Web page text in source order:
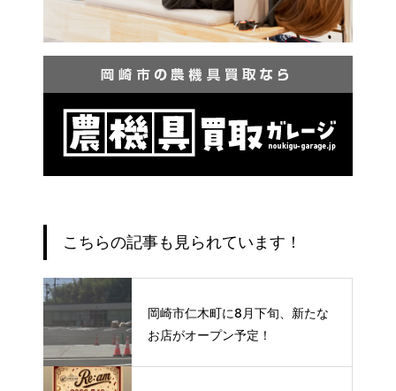
こちらの記事も見られています！
岡崎市仁木町に8月下旬、新たな
お店がオープン予定！